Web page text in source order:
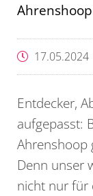
17.05.2024
Entdecker,
aufgepasst:
Ahrenshoop
Denn unser
nicht nur für